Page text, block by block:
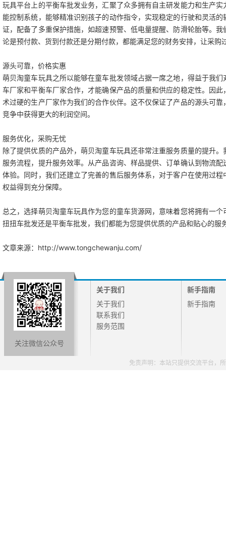
玩具平台上的平衡车批发业务，汇聚了众多拥有自主研发能力和生产
能控制系统，能够精准识别孩子的动作指令，实现稳定的行驶和灵活
证，配备了多重保护措施，如超速预警、低电量提醒、防滑轮胎等。
论是预付款、货到付款还是分期付款，都能满足您的财务安排，让采购
源头可靠，价格实惠
萌贝淘童车玩具之所以能够在童车批发领域占据一席之地，得益于我
车厂家和平衡车厂家合作，才能确保产品的质量和供应的稳定性。因
术过硬的生产厂家作为我们的合作伙伴。这不仅保证了产品的源头可
竞争中获得更大的利润空间。
服务优化，采购无忧
除了提供优质的产品外，萌贝淘童车玩具还非常注重服务质量的提升
服务流程，提升服务效率。从产品咨询、样品提供、订单确认到物流
体验。同时，我们还建立了完善的售后服务体系，对于客户在使用过
权益得到充分保障。
总之，选择萌贝淘童车玩具作为您的童车货源网，意味着您将拥有一
扭扭车批发还是平衡车批发，我们都能为您提供优质的产品和贴心的
文章来源： http://www.tongchewanju.com/
关注微信公众号
关于我们
关于我们
联系我们
服务范围
新手指南
新手指南
免责声明：本站只提供交流平台，